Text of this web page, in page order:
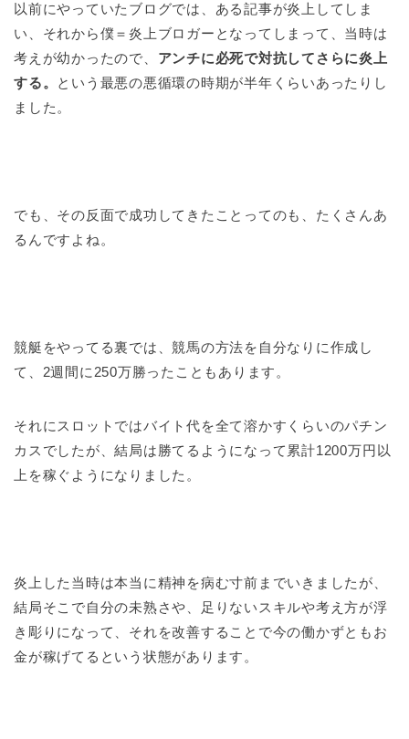
以前にやっていたブログでは、ある記事が炎上してしま
い、それから僕＝炎上ブロガーとなってしまって、当時は
考えが幼かったので、 アンチに必死で対抗してさらに炎上
する。
という最悪の悪循環の時期が半年くらいあったりし
ました。
でも、その反面で成功してきたことってのも、たくさんあ
るんですよね。
競艇をやってる裏では、競馬の方法を自分なりに作成し
て、2週間に250万勝ったこともあります。
それにスロットではバイト代を全て溶かすくらいのパチン
カスでしたが、結局は勝てるようになって累計1200万円以
上を稼ぐようになりました。
炎上した当時は本当に精神を病む寸前までいきましたが、
結局そこで自分の未熟さや、足りないスキルや考え方が浮
き彫りになって、それを改善することで今の働かずともお
金が稼げてるという状態があります。